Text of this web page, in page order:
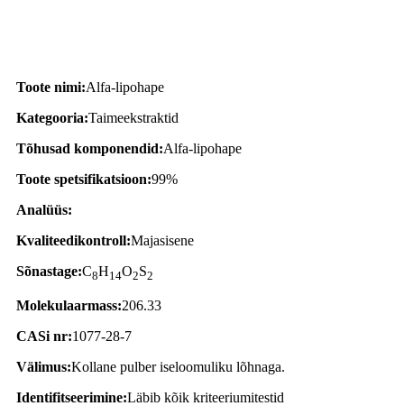
Toote nimi:Alfa-lipohape
Kategooria:Taimeekstraktid
Tõhusad komponendid:Alfa-lipohape
Toote spetsifikatsioon:99%
Analüüs:
Kvaliteedikontroll:Majasisene
Sõnastage:C8H14O2S2
Molekulaarmass:206.33
CASi nr:1077-28-7
Välimus:Kollane pulber iseloomuliku lõhnaga.
Identifitseerimine:Läbib kõik kriteeriumitestid